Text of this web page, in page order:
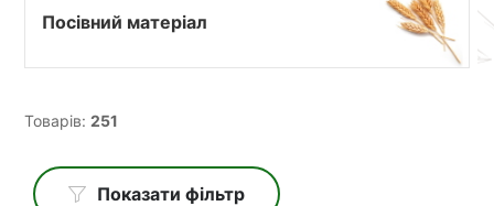
Посівний матеріал
Товарів: 251
Показати фільтр